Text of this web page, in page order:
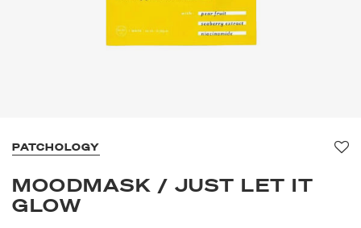
PATCHOLOGY
MOODMASK / JUST LET IT
GLOW